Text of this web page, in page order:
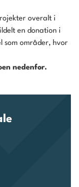
interne
deres
overalt i
en donation i
som områder, hvor
nedenfor.